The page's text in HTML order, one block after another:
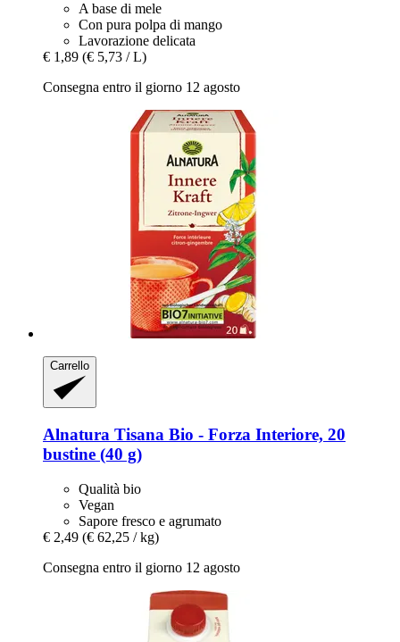
A base di mele
Con pura polpa di mango
Lavorazione delicata
€ 1,89 (€ 5,73 / L)
Consegna entro il giorno 12 agosto
Carrello
Alnatura Tisana Bio -​ Forza Interiore, 20
bustine (40 g)
Qualità bio
Vegan
Sapore fresco e agrumato
€ 2,49 (€ 62,25 / kg)
Consegna entro il giorno 12 agosto